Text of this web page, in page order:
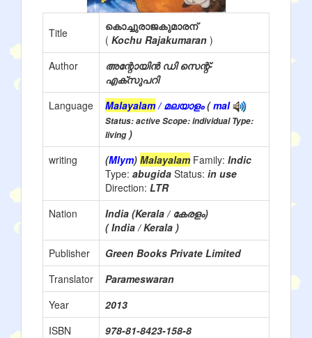
Title
കൊച്ചുരാജകുമാരന്
( Kochu Rajakumaran )
Author
അന്റോയിൻ ഡി സെന്റ്-
എക്സുപറി
Language
Malayalam/ മലയാളം(mal
Status: active Scope: individual Type:
living)
writing
(Mlym) Malayalam Family: Indic
Type: abugida Status: in use
Direction: LTR
Nation
India (Kerala / കേരളം)
( India / Kerala )
Publisher
Green Books Private Limited
Translator
Parameswaran
Year
2013
ISBN
978-81-8423-158-8